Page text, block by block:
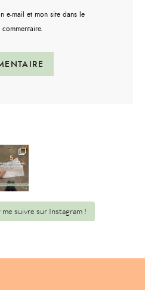
e-mail et mon site dans le
suivre sur Instagram !